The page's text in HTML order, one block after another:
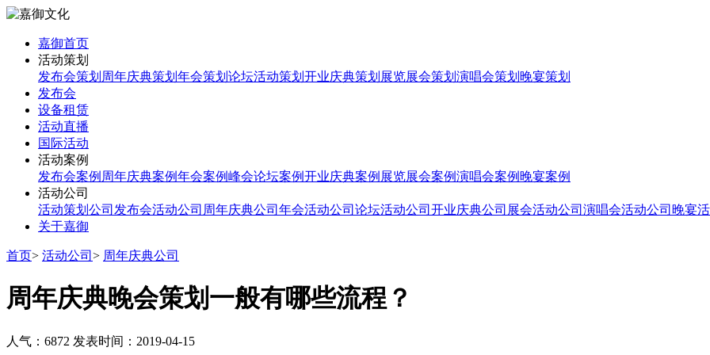
嘉御首页
活动策划
发布会策划 周年庆典策划 年会策划 论坛活动策划 开业庆典策划 展览展会策划 演唱会策划 晚宴策划
发布会
设备租赁
活动直播
国际活动
活动案例
发布会案例 周年庆典案例年会案例峰会论坛案例开业庆典案例 展览展会案例演唱会案例 晚宴案例
活动公司
活动策划公司 发布会活动公司 周年庆典公司 年会活动公司 论坛活动公司 开业庆典公司 展会活动公司 演唱会活动公司 晚宴
关于嘉御
首页> 活动公司 > 周年庆典公司
周年庆典晚会策划一般有哪些流程？
人气：6872 发表时间：2019-04-15